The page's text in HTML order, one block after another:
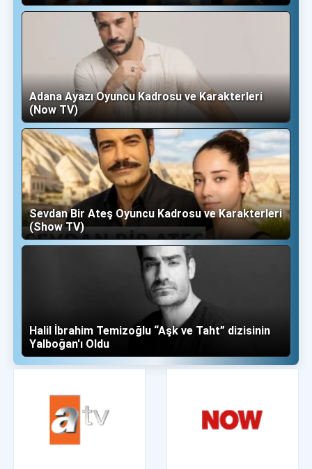
Adana Ayazı Oyuncu Kadrosu ve Karakterleri
(Now TV)
Sevdan Bir Ateş Oyuncu Kadrosu ve Karakterleri
(Show TV)
Halil İbrahim Temizoğlu “Aşk ve Taht” dizisinin
Yalboğan'ı Oldu